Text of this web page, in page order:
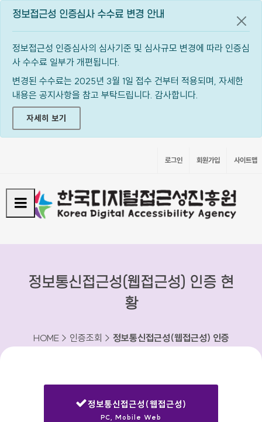
정보접근성 인증심사 수수료 변경 안내
정보접근성 인증심사의 심사기준 및 심사규모 변경에 따라 인증심
사 수수료 일부가 개편됩니다.
변경된 수수료는 2025년 3월 1일 접수 건부터 적용되며, 자세한
내용은 공지사항을 참고 부탁드립니다. 감사합니다.
자세히 보기
공지
로그인 회원가입 사이트맵
정보통신접근성(웹접근성) 인증 현
황
HOME > 인증조회 > 정보통신접근성(웹접근성) 인증
정보통신접근성(웹접근성)
PC, Mobile Web